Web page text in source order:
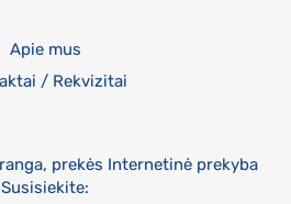
Apie mus
/ Rekvizitai
prekės Internetinė prekyba
Susisiekite: